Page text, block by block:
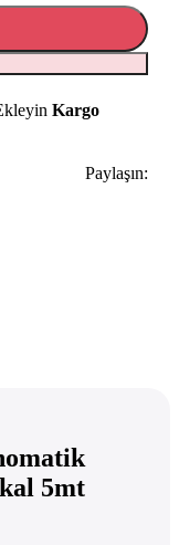
Kargo
Paylaşın:
5mt